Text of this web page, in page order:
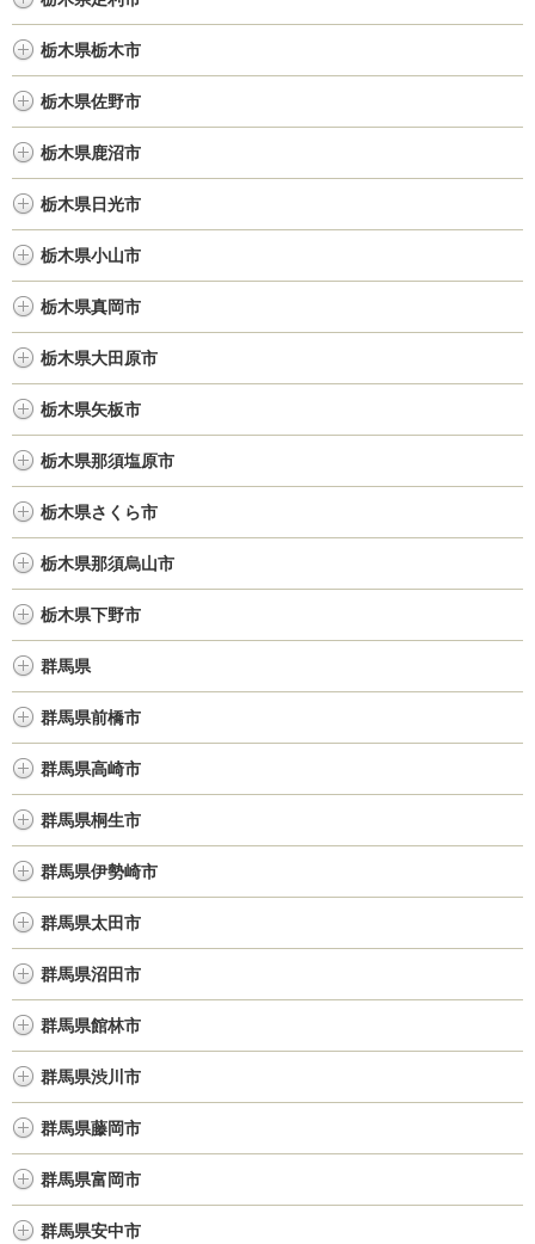
栃木県栃木市
栃木県佐野市
栃木県鹿沼市
栃木県日光市
栃木県小山市
栃木県真岡市
栃木県大田原市
栃木県矢板市
栃木県那須塩原市
栃木県さくら市
栃木県那須烏山市
栃木県下野市
群馬県
群馬県前橋市
群馬県高崎市
群馬県桐生市
群馬県伊勢崎市
群馬県太田市
群馬県沼田市
群馬県館林市
群馬県渋川市
群馬県藤岡市
群馬県富岡市
群馬県安中市